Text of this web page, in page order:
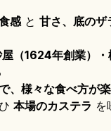
感と 甘さ、底のザ
（1624年創業）・
、様々な食べ方が
本場のカステラ を